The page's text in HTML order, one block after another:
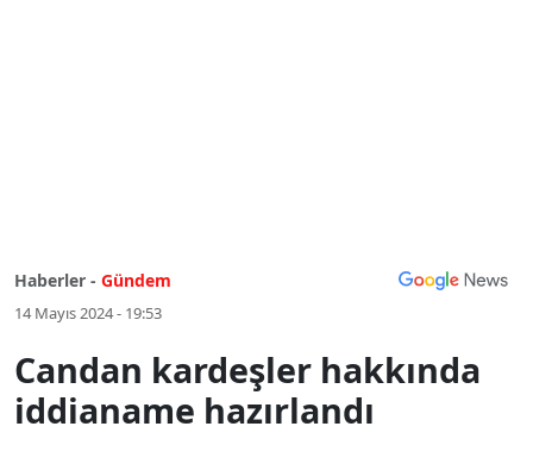
Haberler - Gündem
14 Mayıs 2024 - 19:53
Candan kardeşler hakkında
iddianame hazırlandı